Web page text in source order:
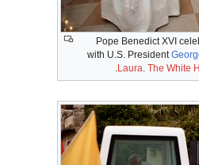
Pope Benedict XVI
with U.S. President
Laura The White